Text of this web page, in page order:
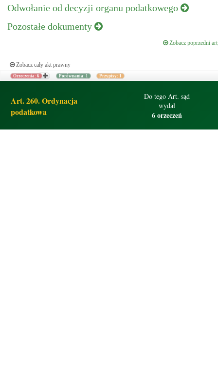
Odwołanie od decyzji organu podatkowego
Pozostałe dokumenty
Zobacz poprzedni
Zobacz cały akt prawny
Orzeczenia: 6 Porównania: 1 Przypisy: 1
Art. 260. Ordynacja
podatkowa
Do tego Art. sąd
wydał
6 orzeczeń